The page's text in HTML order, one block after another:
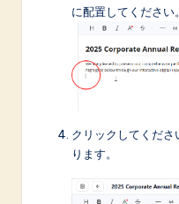
に配置してください。
クリックしてくださ
ります。